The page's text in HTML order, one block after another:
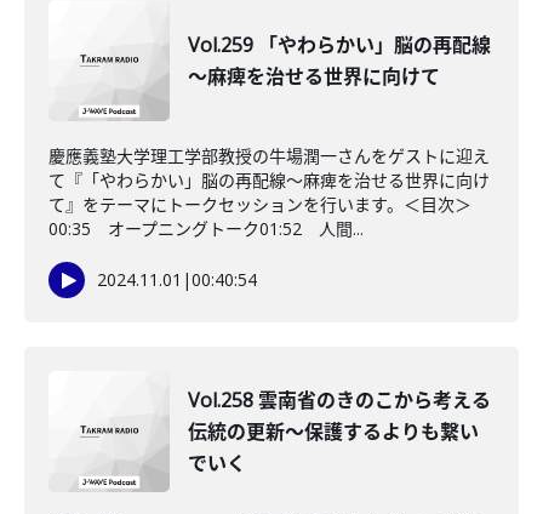
Vol.259 「やわらかい」脳の再配線
～麻痺を治せる世界に向けて
慶應義塾大学理工学部教授の牛場潤一さんをゲストに迎え
て『「やわらかい」脳の再配線～麻痺を治せる世界に向け
て』をテーマにトークセッションを行います。＜目次＞
00:35 オープニングトーク01:52 人間...
2024.11.01 |00:40:54
Vol.258 雲南省のきのこから考える
伝統の更新～保護するよりも繋い
でいく